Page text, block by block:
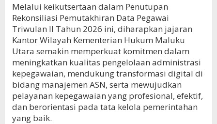
Melalui keikutsertaan dalam Penutupan
Rekonsiliasi Pemutakhiran Data Pegawai
Triwulan II Tahun 2026 ini, diharapkan jajaran
Kantor Wilayah Kementerian Hukum Maluku
Utara semakin memperkuat komitmen dalam
meningkatkan kualitas pengelolaan administrasi
kepegawaian, mendukung transformasi digital di
bidang manajemen ASN, serta mewujudkan
pelayanan kepegawaian yang profesional, efektif,
dan berorientasi pada tata kelola pemerintahan
yang baik.